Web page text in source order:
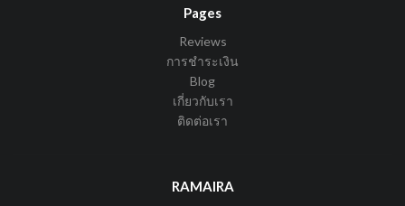
Pages
Reviews
การชำระเงิน
Blog
เกี่ยวกับเรา
ติดต่อเรา
RAMAIRA